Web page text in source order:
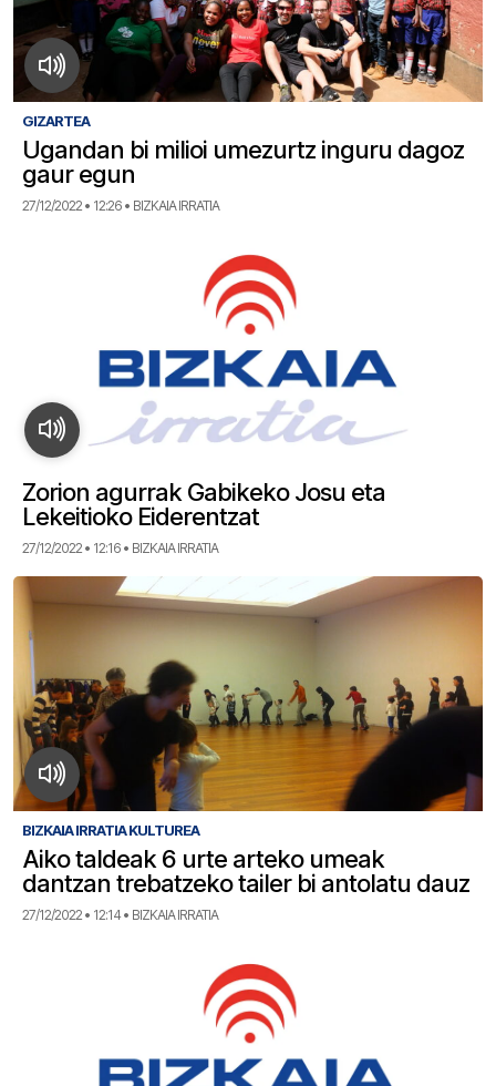
GIZARTEA
Ugandan bi milioi umezurtz inguru dagoz
gaur egun
27/12/2022 • 12:26 • BIZKAIA IRRATIA
Zorion agurrak Gabikeko Josu eta
Lekeitioko Eiderentzat
27/12/2022 • 12:16 • BIZKAIA IRRATIA
BIZKAIA IRRATIA KULTUREA
Aiko taldeak 6 urte arteko umeak
dantzan trebatzeko tailer bi antolatu dauz
27/12/2022 • 12:14 • BIZKAIA IRRATIA